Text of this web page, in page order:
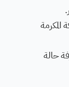
حالة